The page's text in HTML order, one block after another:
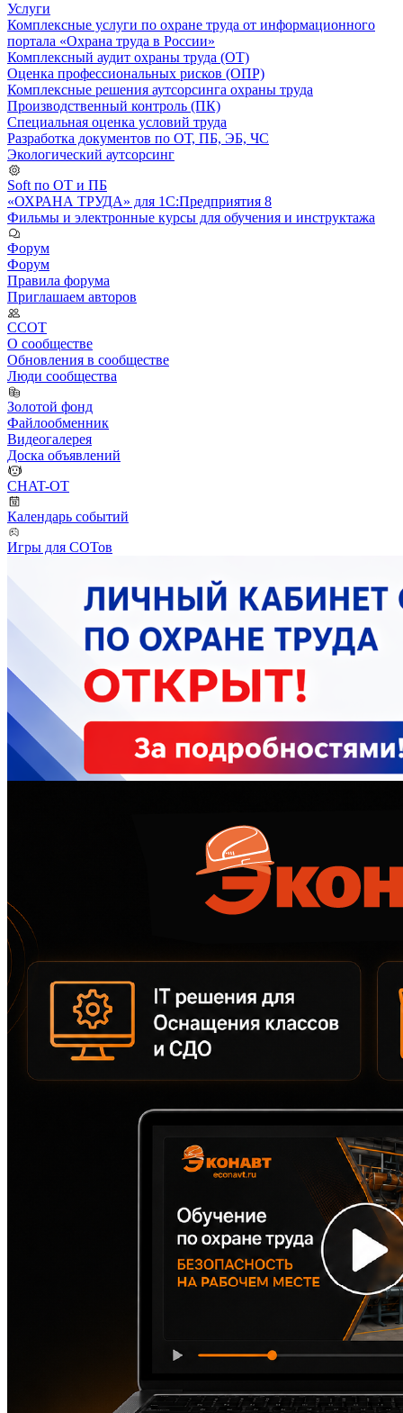
Услуги
Комплексные услуги по охране труда от информационного
портала «Охрана труда в России»
Комплексный аудит охраны труда (ОТ)
Оценка профессиональных рисков (ОПР)
Комплексные решения аутсорсинга охраны труда
Производственный контроль (ПК)
Специальная оценка условий труда
Разработка документов по ОТ, ПБ, ЭБ, ЧС
Экологический аутсорсинг
Soft по ОТ и ПБ
«ОХРАНА ТРУДА» для 1С:Предприятия 8
Фильмы и электронные курсы для обучения и инструктажа
Форум
Форум
Правила форума
Приглашаем авторов
ССОТ
О сообществе
Обновления в сообществе
Люди сообщества
Золотой фонд
Файлообменник
Видеогалерея
Доска объявлений
CHAT-OT
Календарь событий
Игры для СОТов